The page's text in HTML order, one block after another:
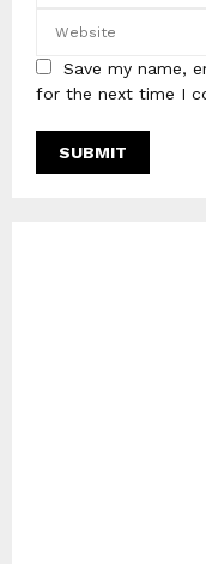
Save my name,
for the next time I